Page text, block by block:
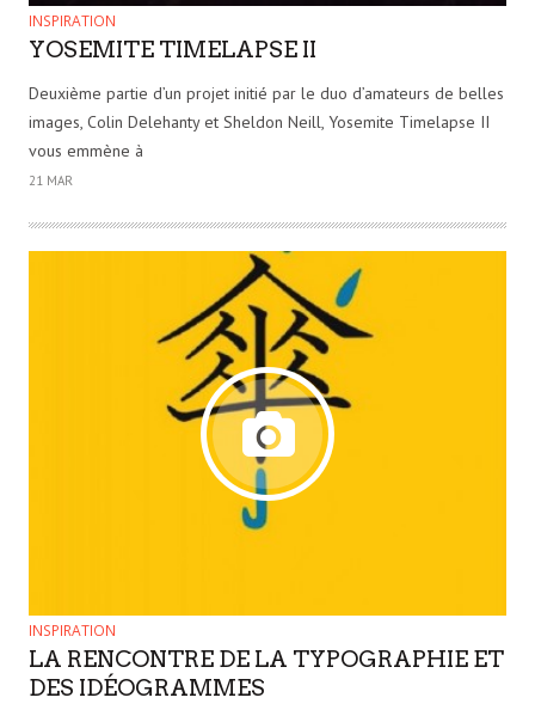
INSPIRATION
YOSEMITE TIMELAPSE II
Deuxième partie d’un projet initié par le duo d’amateurs de belles
images, Colin Delehanty et Sheldon Neill, Yosemite Timelapse II
vous emmène à
21 MAR
INSPIRATION
LA RENCONTRE DE LA TYPOGRAPHIE ET
DES IDÉOGRAMMES